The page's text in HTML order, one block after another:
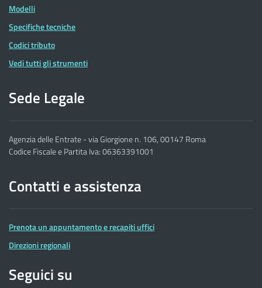
Modelli
Specifiche tecniche
Codici tributo
Vedi tutti gli strumenti
Sede Legale
Agenzia delle Entrate - via Giorgione n. 106, 00147 Roma
Codice Fiscale e Partita Iva: 06363391001
Contatti e assistenza
Prenota un appuntamento e recapiti uffici
Direzioni regionali
Seguici su